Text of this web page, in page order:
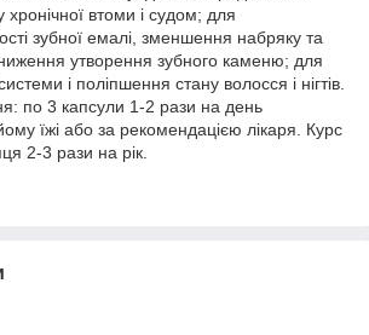
втоми і судом; для
зубної емалі, зменшення набряку та
утворення зубного каменю; для
і поліпшення стану волосся і нігтів.
по 3 капсули 1-2 рази на день
їжі або за рекомендацією лікаря. Курс
2-3 рази на рік.